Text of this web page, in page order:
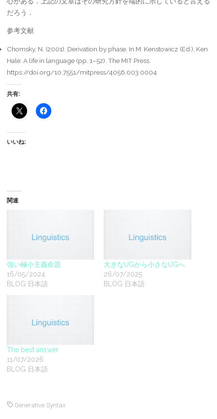
だろう．
参考文献
Chomsky, N. (2001). Derivation by phase. In M. Kenstowicz (Ed.), Ken
Hale: A life in language (pp. 1–52). The MIT Press.
https://doi.org/10.7551/mitpress/4056.003.0004
共有:
いいね:
関連
強い極小主義命題
16/05/2024
BLOG 日本語
大きなUGから小さなUGへ
26/07/2025
BLOG 日本語
The best answer
11/07/2026
BLOG 日本語
Generative Syntax